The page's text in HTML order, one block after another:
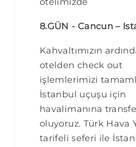
8.GÜN - Cancun –
Kahvaltımızın
otelden check out
işlemlerimizi
İstanbul uçuşu için
havalimanına
oluyoruz. Türk Hava
tarifeli seferi ile